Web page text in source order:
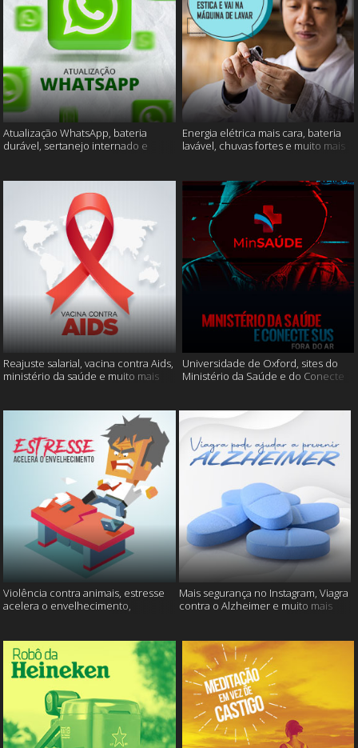
Atualização WhatsApp, bateria
durável, sertanejo internado e
Energia elétrica mais cara, bateria
lavável, chuvas fortes e muito mais
Reajuste salarial, vacina contra Aids,
ministério da saúde e muito mais
Universidade de Oxford, sites do
Ministério da Saúde e do Conecte
Violência contra animais, estresse
acelera o envelhecimento,
Mais segurança no Instagram, Viagra
contra o Alzheimer e muito mais